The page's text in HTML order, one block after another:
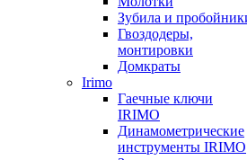
Зубила и
Гвоздодеры,
монтировки
Домкраты
Irimo
Гаечные ключи
IRIMO
Динамометрические
инструменты IRIMO